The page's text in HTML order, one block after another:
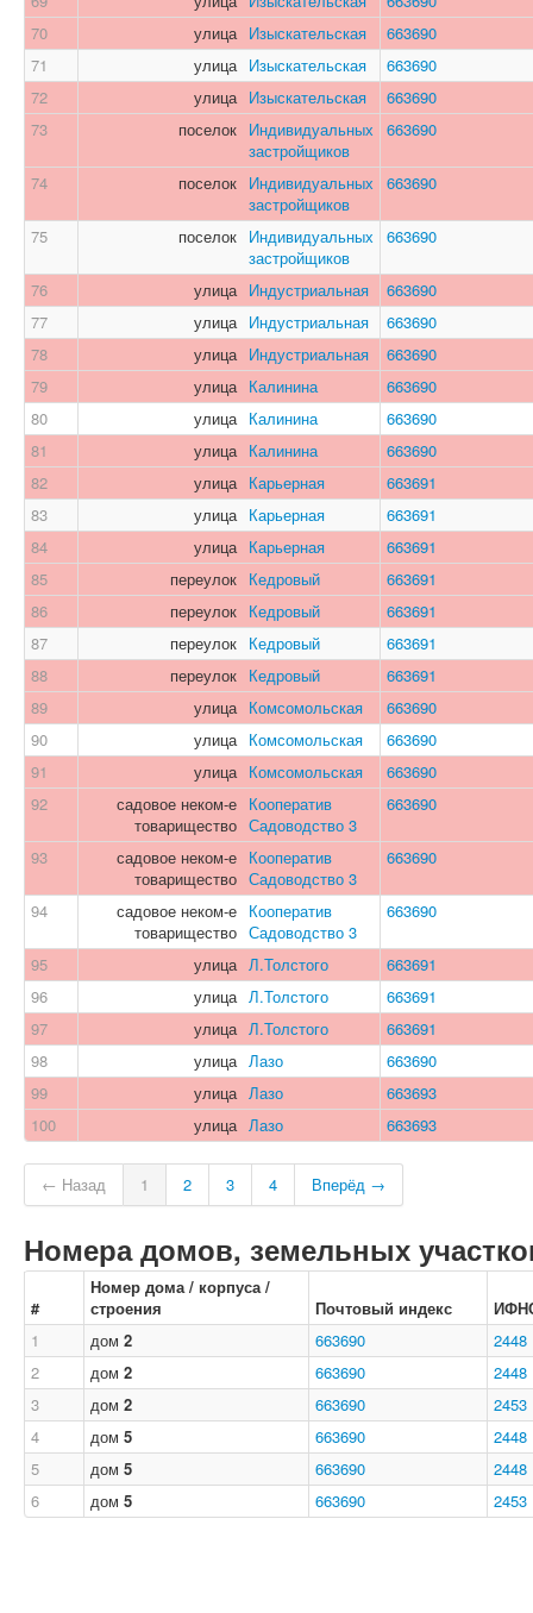
70
улица Изыскательская
663690
71
улица Изыскательская
663690
72
улица Изыскательская
663690
73
поселок Индивидуальных
застройщиков
663690
74 поселок Индивидуальных
застройщиков
663690
75 поселок Индивидуальных
застройщиков
663690
76 улица Индустриальная
663690
77
улица Индустриальная
663690
78
улица Индустриальная
663690
79
улица Калинина
663690
80
улица Калинина
663690
81
улица Калинина
663690
82
улица Карьерная
663691
83
улица Карьерная
663691
84
улица Карьерная
663691
85
переулок Кедровый
663691
86
переулок Кедровый
663691
87
переулок Кедровый
663691
88
переулок Кедровый
663691
89
улица Комсомольская
663690
90
улица Комсомольская
663690
91
улица Комсомольская
663690
92
садовое неком-е
товарищество
Кооператив
Садоводство 3
663690
93
садовое неком-е
товарищество
Кооператив
Садоводство 3
663690
94
садовое неком-е
товарищество
Кооператив
Садоводство 3
663690
95 улица Л.Толстого
663691
96
улица Л.Толстого
663691
97
улица Л.Толстого
663691
98
улица Лазо
663690
99
улица Лазо
663693
100
улица Лазо 663693
← Назад 1 2 3 4 Вперёд →
Номера домов, земельных
#
Номер дома / корпуса /
строения
Почтовый индекс
1
дом 2 663690
2448
2
дом 2 663690
2448
3
дом 2 663690
2453
4
дом 5 663690
2448
5
дом 5 663690
2448
6
дом 5 663690 2453